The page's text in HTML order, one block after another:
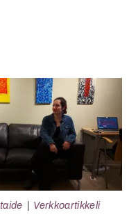
Verkkoartikkeli